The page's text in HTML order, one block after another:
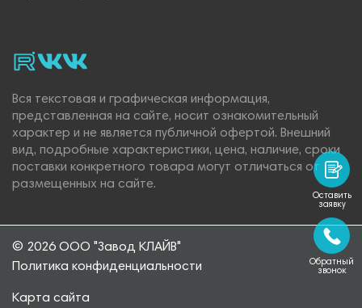
rutubevk_video.
Vk.
Вся текстовая и графическая информация,
представленная на сайте, носит ознакомительный
характер и не является публичной офертой. Внешний
вид, подробные характеристики, цена, наличие, сроки
поставки конкретного товара могут отличаться от
размещенных на сайте.
© 2026 ООО "Завод КЛАЙВ"
Политика конфиденциальности
Карта сайта
Оставить
заявку
Обратный
звонок